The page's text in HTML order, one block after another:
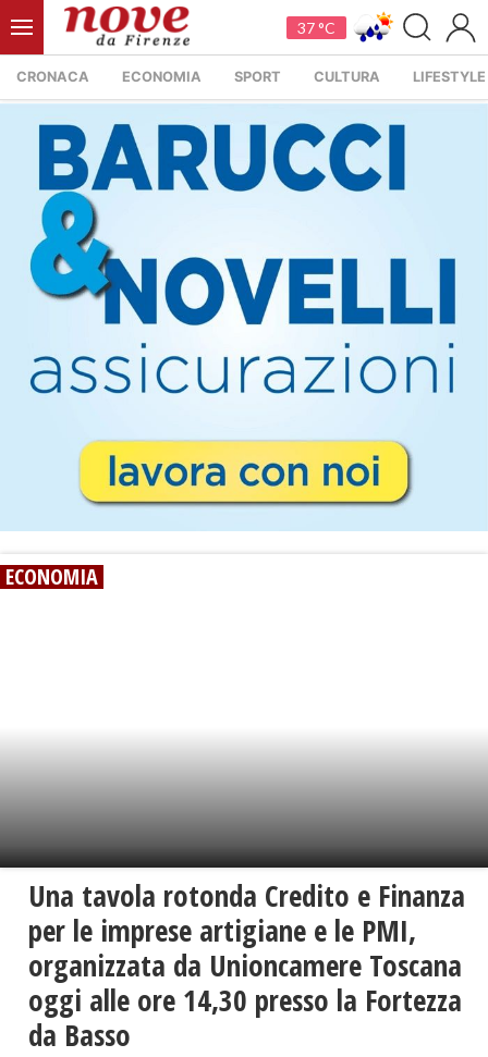
37 °C
CRONACA ECONOMIA SPORT CULTURA LIFESTYLE
ECONOMIA
Una tavola rotonda Credito e Finanza
per le imprese artigiane e le PMI,
organizzata da Unioncamere Toscana
oggi alle ore 14,30 presso la Fortezza
da Basso